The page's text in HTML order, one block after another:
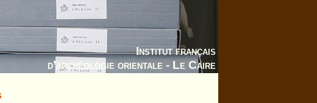
Institut français
d’archéologie orientale - Le Caire